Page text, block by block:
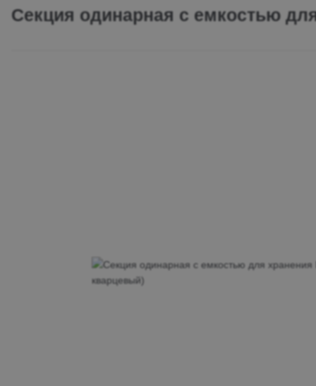
Секция одинарная с емкостью